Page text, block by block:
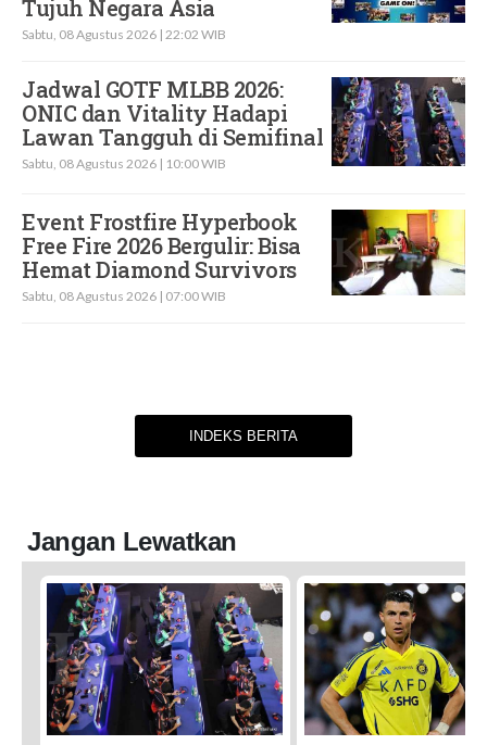
Tujuh Negara Asia
Sabtu, 08 Agustus 2026 | 22:02 WIB
Jadwal GOTF MLBB 2026:
ONIC dan Vitality Hadapi
Lawan Tangguh di Semifinal
Sabtu, 08 Agustus 2026 | 10:00 WIB
Event Frostfire Hyperbook
Free Fire 2026 Bergulir: Bisa
Hemat Diamond Survivors
Sabtu, 08 Agustus 2026 | 07:00 WIB
INDEKS BERITA
Jangan Lewatkan